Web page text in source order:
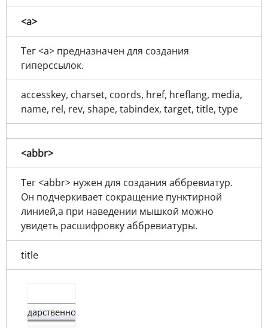
<a>
Тег <a> предназначен для создания
гиперссылок.
accesskey, charset, coords, href, hreflang, media,
name, rel, rev, shape, tabindex, target, title, type
<abbr>
Тег <abbr> нужен для создания аббревиатур.
Он подчеркивает сокращение пунктирной
линией,а при наведении мышкой можно
увидеть расшифровку аббревиатуры.
title